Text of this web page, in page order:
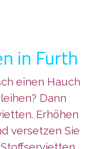
in Furth
einen Hauch
Dann
Erhöhen
versetzen Sie